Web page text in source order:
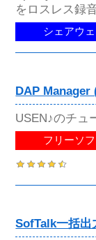
をロスレス録
シェアウ
DAP Manager
USEN♪のチュ
フリーソフ
SofTalk一括出